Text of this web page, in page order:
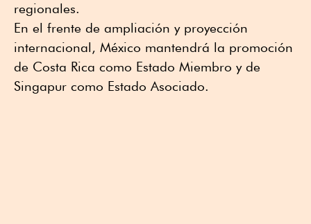
regionales.
En el frente de ampliación y proyección
internacional, México mantendrá la promoción
de Costa Rica como Estado Miembro y de
Singapur como Estado Asociado.